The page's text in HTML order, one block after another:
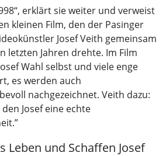
erklärt sie weiter und verweist
kleinen Film, den der Pasinger
Josef Veith gemeinsam
letzten Jahren drehte. Im Film
Wahl selbst und viele enge
es werden auch
nachgezeichnet. Veith dazu:
Josef eine echte
Leben und Schaffen Josef